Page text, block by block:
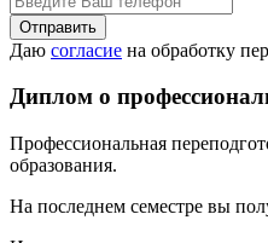
Даю согласие на обработку
Диплом о
Профессиональная
образования.
На последнем семестре вы